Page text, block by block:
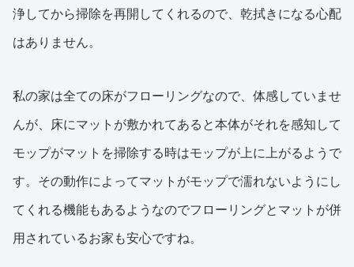
浄してから掃除を再開してくれるので、乾拭きになる心配
はありません。
私の家は全ての床がフローリングなので、体感していませ
んが、床にマットが敷かれてあると本体がそれを感知して
モップがマットを掃除する時はモップが上に上がるようで
す。その動作によってマットがモップで濡れないようにし
てくれる機能もあるようなのでフローリングとマットが併
用されているお家も安心ですね。